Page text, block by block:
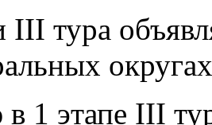
III тура
1 этапе III